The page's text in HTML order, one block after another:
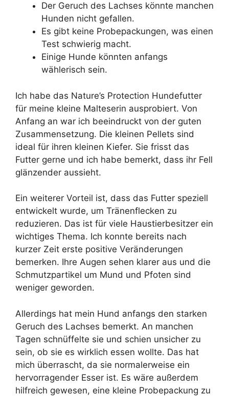
Der Geruch des Lachses könnte manchen
Hunden nicht gefallen.
Es gibt keine Probepackungen, was einen
Test schwierig macht.
Einige Hunde könnten anfangs
wählerisch sein.
Ich habe das Nature’s Protection Hundefutter
für meine kleine Malteserin ausprobiert. Von
Anfang an war ich beeindruckt von der guten
Zusammensetzung. Die kleinen Pellets sind
ideal für ihren kleinen Kiefer. Sie frisst das
Futter gerne und ich habe bemerkt, dass ihr Fell
glänzender aussieht.
Ein weiterer Vorteil ist, dass das Futter speziell
entwickelt wurde, um Tränenflecken zu
reduzieren. Das ist für viele Haustierbesitzer ein
wichtiges Thema. Ich konnte bereits nach
kurzer Zeit erste positive Veränderungen
bemerken. Ihre Augen sehen klarer aus und die
Schmutzpartikel um Mund und Pfoten sind
weniger geworden.
Allerdings hat mein Hund anfangs den starken
Geruch des Lachses bemerkt. An manchen
Tagen schnüffelte sie und schien unsicher zu
sein, ob sie es wirklich essen wollte. Das hat
mich überrascht, da sie normalerweise ein
hervorragender Esser ist. Es wäre außerdem
hilfreich gewesen, eine kleine Probepackung zu